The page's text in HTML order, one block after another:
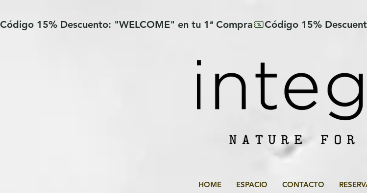
Código 15% Descuento: "WELCOME" en tu 1ª Compra
HOME ESPACIO CONTACTO